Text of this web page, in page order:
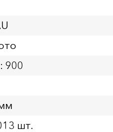
900
шт.